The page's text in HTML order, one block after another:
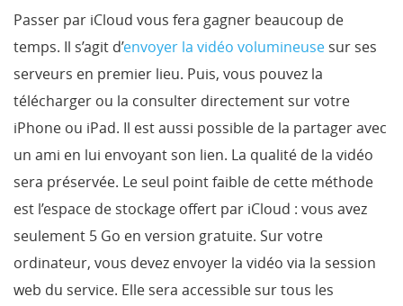
Passer par iCloud vous fera gagner beaucoup de
temps. Il s’agit d’envoyer la vidéo volumineuse sur ses
serveurs en premier lieu. Puis, vous pouvez la
télécharger ou la consulter directement sur votre
iPhone ou iPad. Il est aussi possible de la partager avec
un ami en lui envoyant son lien. La qualité de la vidéo
sera préservée. Le seul point faible de cette méthode
est l’espace de stockage offert par iCloud : vous avez
seulement 5 Go en version gratuite. Sur votre
ordinateur, vous devez envoyer la vidéo via la session
web du service. Elle sera accessible sur tous les